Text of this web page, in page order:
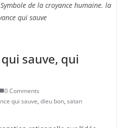
de la croyance humaine. la
qui sauve
sauve, qui
0 Comments
qui sauve, dieu bon, satan